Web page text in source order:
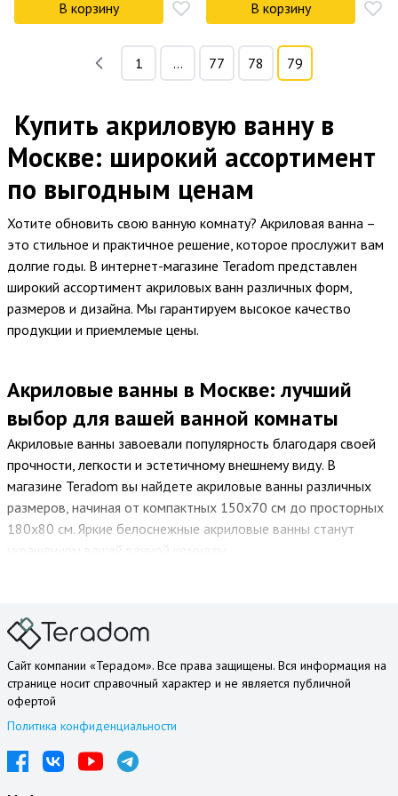
В корзину В корзину
1 ... 77 78 79
Купить акриловую ванну в
Москве: широкий ассортимент
по выгодным ценам
Хотите обновить свою ванную комнату? Акриловая ванна –
это стильное и практичное решение, которое прослужит вам
долгие годы. В интернет-магазине Teradom представлен
широкий ассортимент акриловых ванн различных форм,
размеров и дизайна. Мы гарантируем высокое качество
продукции и приемлемые цены.
Акриловые ванны в Москве: лучший
выбор для вашей ванной комнаты
Акриловые ванны завоевали популярность благодаря своей
прочности, легкости и эстетичному внешнему виду. В
магазине Teradom вы найдете акриловые ванны различных
размеров, начиная от компактных 150х70 см до просторных
180х80 см. Яркие белоснежные акриловые ванны станут
украшением вашей ванной комнаты.
Особенностью акриловых ванн является их легкий вес и
гладкая поверхность, которая легко чистится. Они также
обладают отличной термоизоляцией, что позволяет дольше
сохранять тепло воды. Брендовые акриловые ванны, такие
как AM PM, Noken, Armani Roca Duravit и Jacob Delafon,
надежности.
Выбирая акриловую ванну, вы получаете отличное сочетание
Сайт компании «Терадом». Все права защищены. Вся информация на
странице носит справочный характер и не является публичной
офертой
Политика конфиденциальности